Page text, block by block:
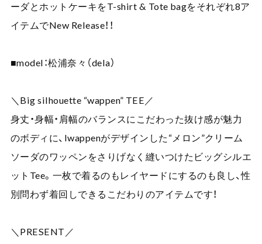
ーダとホットケーキをT-shirt & Tote bagをそれぞれ8ア
イテムでNew Release！！
■model：松浦奈々（dela）
＼Big silhouette “wappen” TEE／
身丈・身幅・肩幅のバランスにこだわった抜け感が魅力
のボディに、Iwappenがデザインした“メロン”クリーム
ソーダのワッペンをさりげなく縫いつけたビッグシルエ
ットTee。一枚で着るのもレイヤードにするのも良し、性
別問わず着回しできるこだわりのアイテムです！
＼PRESENT／